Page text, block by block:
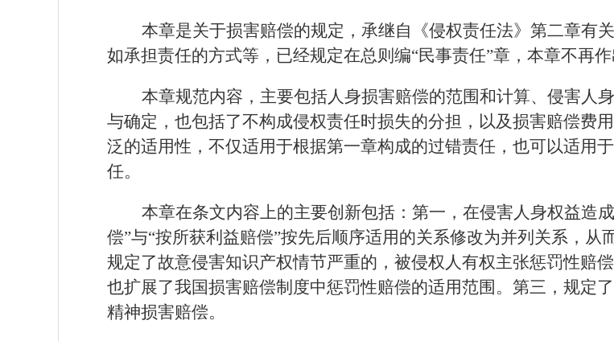
本章是关于损害赔偿的规定，承继自《侵权责任法》第二章有关
如承担责任的方式等，已经规定在总则编“民事责任”章，本章不再作
本章规范内容，主要包括人身损害赔偿的范围和计算、侵害人
与确定，也包括了不构成侵权责任时损失的分担，以及损害赔偿费
泛的适用性，不仅适用于根据第一章构成的过错责任，也可以适用
任。
本章在条文内容上的主要创新包括：第一，在侵害人身权益造
偿”与“按所获利益赔偿”按先后顺序适用的关系修改为并列关系，从
规定了故意侵害知识产权情节严重的，被侵权人有权主张惩罚性赔
也扩展了我国损害赔偿制度中惩罚性赔偿的适用范围。第三，规定
精神损害赔偿。